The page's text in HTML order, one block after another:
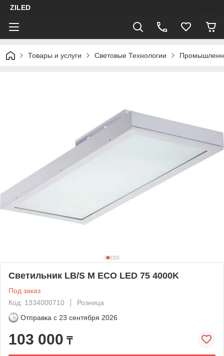
ZILED
Товары и услуги Световые Технологии
Светильник LB/S M ECO LED 75 4000K
Под заказ
Код: 1334000710
Розница
Отправка с 23 сентября 2026
103 000 ₸